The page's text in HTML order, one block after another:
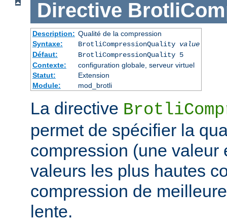
Directive
Description: Qualité de la compression
Syntaxe:
BrotliCompressionQuality value
Défaut:
BrotliCompressionQuality 5
Contexte:
configuration globale, serveur virtuel
Statut:
Extension
Module:
mod_brotli
La directive
permet de spécifier la
compression (une valeur
valeurs les plus hautes
compression de
lente.